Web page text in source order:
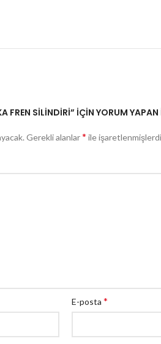
SİLİNDİRİ” IÇIN YORUM YAPAN
Gerekli alanlar* ile
E-posta *